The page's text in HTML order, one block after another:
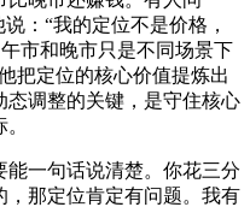
：“我的定位不是价格，
市和晚市只是不同场景下
把定位的核心价值提炼出
调整的关键，是守住核心
一句话说清楚。你花三分
那定位肯定有问题。我有